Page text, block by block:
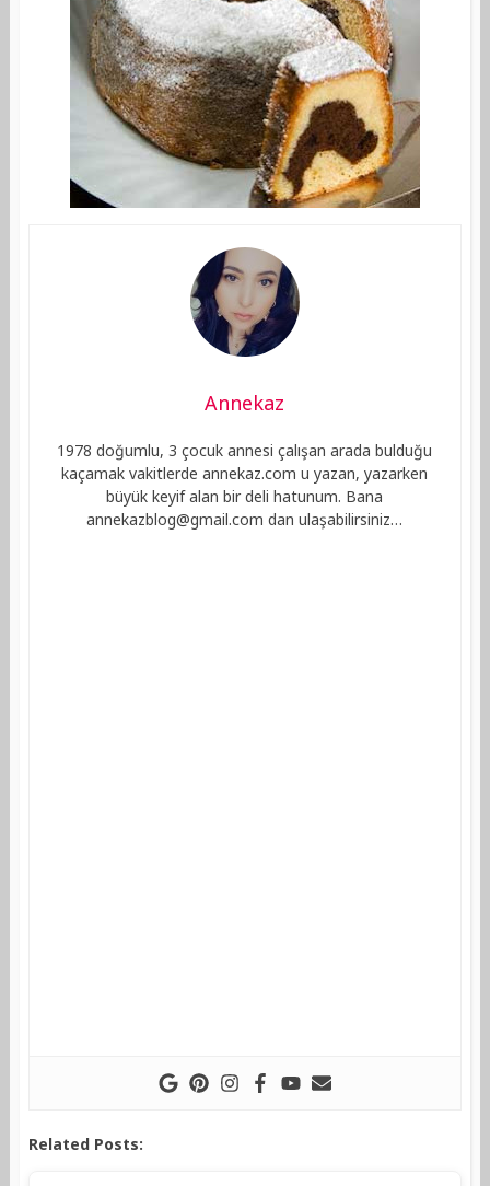
Annekaz
1978 doğumlu, 3 çocuk annesi çalışan arada bulduğu
kaçamak vakitlerde annekaz.com u yazan, yazarken
büyük keyif alan bir deli hatunum. Bana
annekazblog@gmail.com dan ulaşabilirsiniz…
Related Posts: